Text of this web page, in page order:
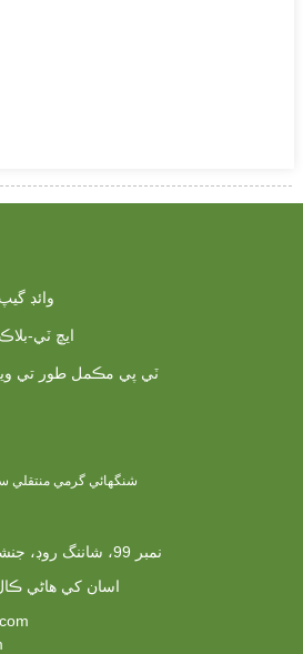
وائڊ
ايڇ ٽي-
ٽي پي مڪمل طور تي
شنگھائي گرمي منتقلي
نمبر 99، شاننگ روڊ، جنشان، 201508، شنگھائي، چين
اسان کي هاڻي